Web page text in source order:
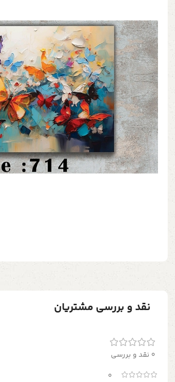
نقد و بررسی مشتریان
0 نقد و بررسی
0